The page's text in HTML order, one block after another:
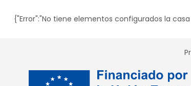
{"Error":"No tiene elementos configurados la